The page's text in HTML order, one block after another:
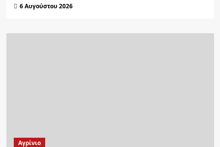
6 Αυγούστου 2026
Aγρίνιο